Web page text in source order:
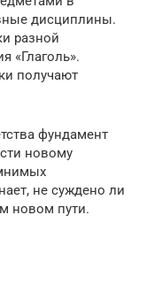
дисциплины.
разной
«Глаголь».
получают
фундамент
новому
не суждено ли
новом пути.